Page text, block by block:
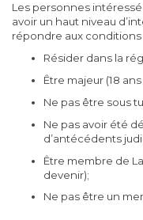
Les personnes
avoir un haut niveau
répondre aux conditions
Résider dans la
Être majeur (18
Ne pas être sous
Ne pas avoir été
d’antécédents
Être membre de
devenir);
Ne pas être un